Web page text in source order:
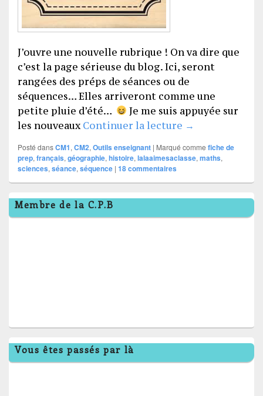
J’ouvre une nouvelle rubrique ! On va dire que
c’est la page sérieuse du blog. Ici, seront
rangées des préps de séances ou de
séquences… Elles arriveront comme une
petite pluie d’été…
Je me suis appuyée sur
les nouveauxContinuer la lecture Le coin des
→
Posté dansCM1, CM2, Outils enseignant | Marqué comme fiche de
prep, français, géographie, histoire, lalaaimesaclasse, maths,
sciences, séance, séquence | 18commentaires
Zone
principale
de
Membre de la C.P.B
Vous êtes passés par là